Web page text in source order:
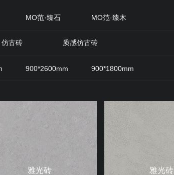
MO范·臻石 MO范·臻木
仿古砖 质感仿古砖
900*2600mm
900*1800mm
雅光砖
雅光砖